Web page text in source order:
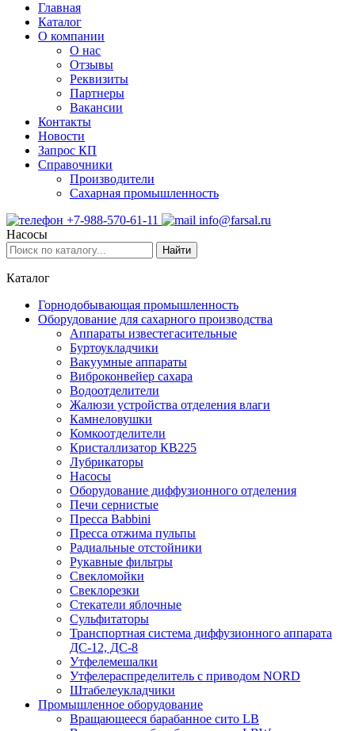
Главная
Каталог
О компании
О нас
Отзывы
Реквизиты
Партнеры
Вакансии
Контакты
Новости
Запрос КП
Справочники
Производители
Сахарная промышленность
+7-988-570-61-11
info@farsal.ru
Насосы
Найти
Каталог
Горнодобывающая промышленность
Оборудование для сахарного производства
Аппараты известегасительные
Буртоукладчики
Вакуумные аппараты
Виброконвейер сахара
Водоотделители
Жалюзи устройства отделения влаги
Камнеловушки
Комкоотделители
Кристаллизатор КВ225
Лубрикаторы
Насосы
Оборудование диффузионного отделения
Печи сернистые
Пресса Babbini
Пресса отжима пульпы
Радиальные отстойники
Рукавные фильтры
Свекломойки
Свеклорезки
Стекатели яблочные
Сульфитаторы
Транспортная система диффузионного аппарата
ДС-12, ДС-8
Утфелемешалки
Утфелераспределитель с приводом NORD
Штабелеукладчики
Промышленное оборудование
Вращающееся барабанное сито LB